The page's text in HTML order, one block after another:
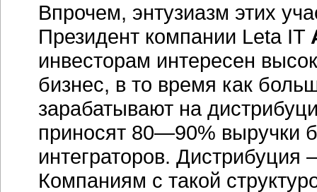
Впрочем, энтузиазм этих
Президент компании Leta IT
инвесторам интересен
бизнес, в то время как
зарабатывают на
приносят 80—90% выручки
интеграторов.
Компаниям с такой